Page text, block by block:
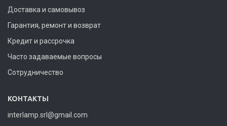
Доставка и самовывоз
Гарантия, ремонт и возврат
Кредит и рассрочка
Часто задаваемые вопросы
Сотрудничество
КОНТАКТЫ
interlamp.srl@gmail.com